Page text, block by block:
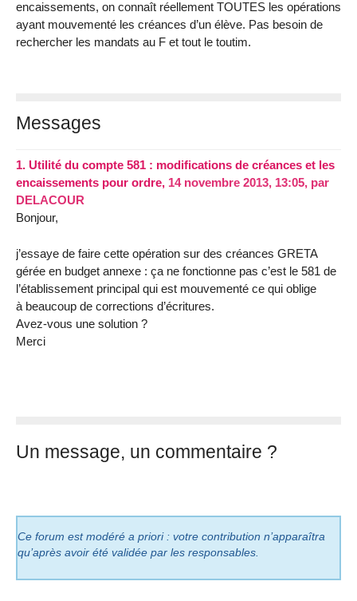
encaissements, on connaît réellement TOUTES les opérations
ayant mouvementé les créances d’un élève. Pas besoin de
rechercher les mandats au F et tout le toutim.
Messages
1. Utilité du compte 581 : modifications de créances et les
encaissements pour ordre, 14 novembre 2013, 13:05, par
DELACOUR
Bonjour,
j’essaye de faire cette opération sur des créances GRETA
gérée en budget annexe : ça ne fonctionne pas c’est le 581 de
l’établissement principal qui est mouvementé ce qui oblige
à beaucoup de corrections d’écritures.
Avez-vous une solution ?
Merci
Un message, un commentaire ?
Ce forum est modéré a priori : votre contribution n’apparaîtra
qu’après avoir été validée par les responsables.